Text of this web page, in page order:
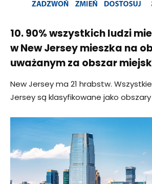
10. 90% wszystkich ludzi
w New Jersey mieszka na
uważanym za obszar
New Jersey ma 21 hrabstw.
Jersey są klasyfikowane jako